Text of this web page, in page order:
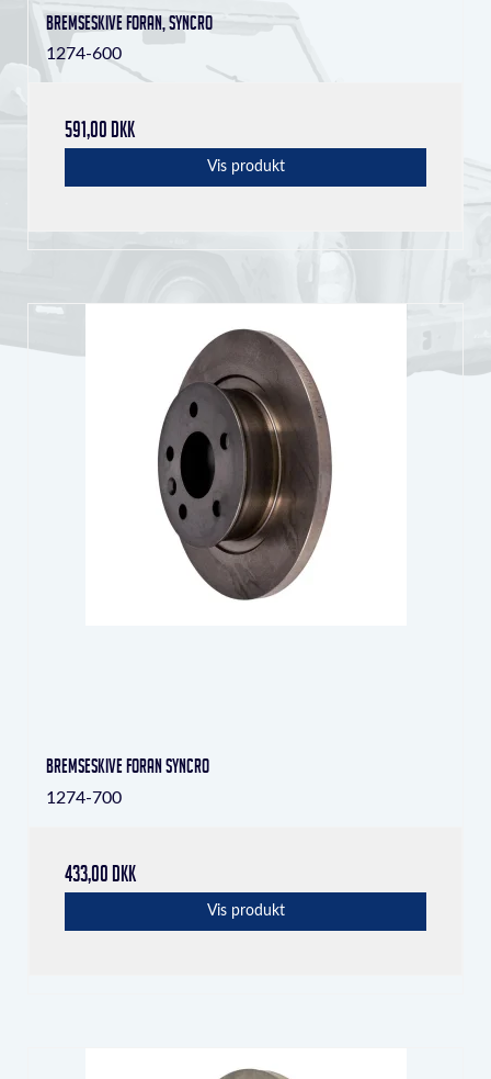
Bremseskive foran, Syncro
1274-600
591,00 DKK
Vis produkt
Bremseskive foran Syncro
1274-700
433,00 DKK
Vis produkt